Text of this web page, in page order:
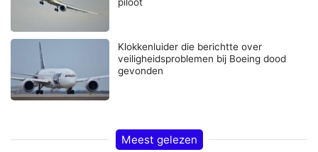
Klokkenluider die berichtte over
veiligheidsproblemen bij Boeing dood
gevonden
Meest gelezen